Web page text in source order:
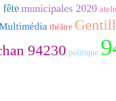
municipales 2020
théâtre
94230 politique